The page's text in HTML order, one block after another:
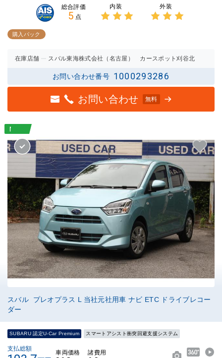
総合評価
5 点
内装 外装
購入パック
在庫店舗 スバル東海株式会社（名古屋） カースポット刈谷北
お問い合わせ番号 1000293286
お問い合わせ 無料
スバル プレオプラス L 当社元社用車 ナビ ETC ドライブレコー
ダー
SUBARU 認定U-Car Premium スマートアシスト衝突回避支援システム
支払総額
車両価格 諸費用